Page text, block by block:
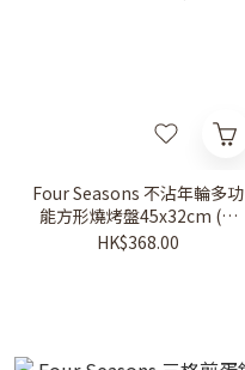
Four Seasons 不沾年輪多功
能方形燒烤盤45x32cm (適
用於電磁爐)
HK$368.00